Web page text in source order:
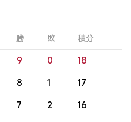
勝 敗 積分
9 0
18
8 1
17
7 2
16